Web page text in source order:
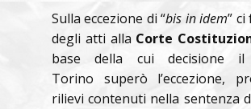
Sulla eccezione di “bis in idem”
degli atti alla Corte
base della cui decisione
Torino superò l’eccezione,
rilievi contenuti nella sentenza